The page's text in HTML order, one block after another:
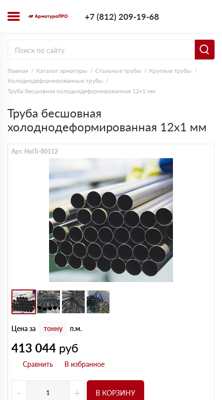
+7 (812) 209-19-68
Главная Каталог арматуры Стальные трубы
Круглые трубы
Холоднодеформированные трубы
Труба бесшовная холоднодеформированная 12х1 мм
Труба бесшовная
холоднодеформированная 12х1 мм
Арт. HolTr-80112
Цена за тонну п.м.
413 044 руб
- + В КОРЗИНУ